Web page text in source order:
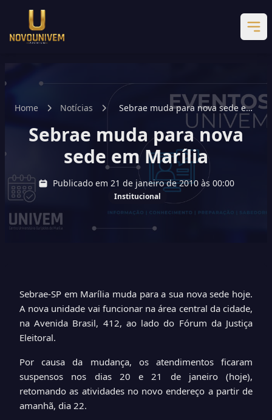
Home Notícias
Sebrae muda para nova sede em
Sebrae muda para nova
sede em Marília
Publicado em 21 de janeiro de 2010 às 00:00
Institucional
Sebrae-SP em Marília muda para a sua nova sede hoje.
A nova unidade vai funcionar na área central da cidade,
na Avenida Brasil, 412, ao lado do Fórum da Justiça
Eleitoral.
Por causa da mudança, os atendimentos ficaram
suspensos nos dias 20 e 21 de janeiro (hoje),
retomando as atividades no novo endereço a partir de
amanhã, dia 22.